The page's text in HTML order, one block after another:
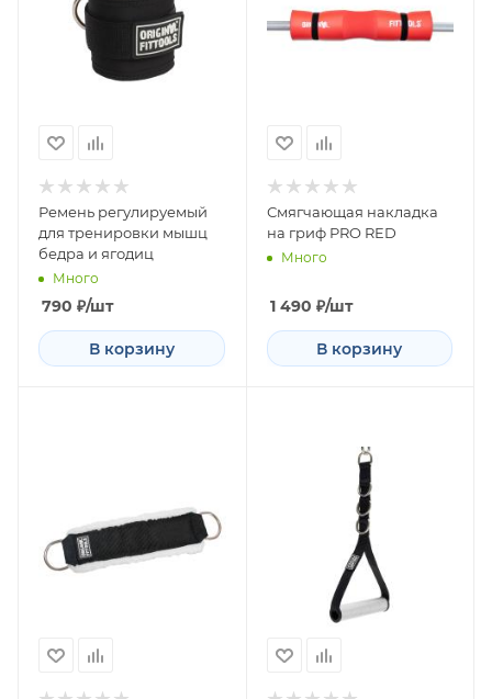
Ремень регулируемый
для тренировки мышц
бедра и ягодиц
Много
790 ₽/шт
В корзину
Смягчающая накладка
на гриф PRO RED
Много
1 490 ₽/шт
В корзину